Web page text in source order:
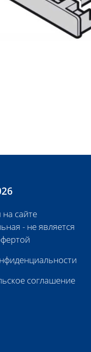
сайте
- не является
соглашение